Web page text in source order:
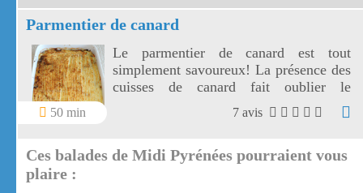
Parmentier de canard
50 min
Le parmentier de canard est tout
simplement savoureux! La présence des
cuisses de canard fait oublier le
traditionnel hachis. Le parmentier de
canard n'est pas du tout sec et peut se
7 avis
Ces balades de Midi Pyrénées pourraient vous
plaire :